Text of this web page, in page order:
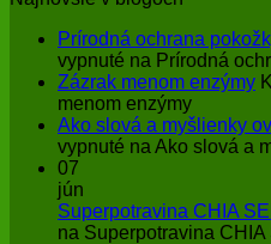
Prírodná ochrana
vypnuté na Prírodná
Zázrak menom enzýmy
menom enzýmy
Ako slová a myšlienky
vypnuté na Ako slová a
07
jún
Superpotravina CHIA
na Superpotravina CHIA